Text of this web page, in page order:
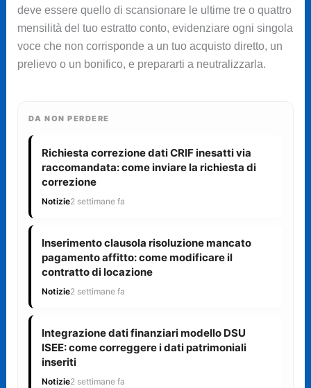
deve essere quello di scansionare le ultime tre o quattro
mensilità del tuo estratto conto, evidenziare ogni singola
voce che non corrisponde a un tuo acquisto diretto, un
prelievo o un bonifico, e prepararti a neutralizzarla.
DA NON PERDERE
Richiesta correzione dati CRIF inesatti via
raccomandata: come inviare la richiesta di
correzione
Notizie2 settimane fa
Inserimento clausola risoluzione mancato
pagamento affitto: come modificare il
contratto di locazione
Notizie2 settimane fa
Integrazione dati finanziari modello DSU
ISEE: come correggere i dati patrimoniali
inseriti
Notizie2 settimane fa